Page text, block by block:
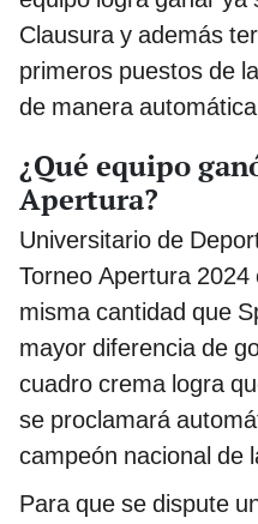
Clausura y además
primeros puestos de
de manera
¿Qué equipo
Apertura?
Universitario de
Torneo Apertura
misma cantidad que
mayor diferencia de
cuadro crema logra
se proclamará
campeón nacional de
Para que se dispute